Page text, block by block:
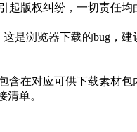
版权纠纷，一切责任均
是浏览器下载的bug，
在对应可供下载素材
单。